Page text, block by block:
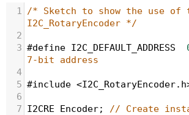
1 /* Sketch to show the use of
I2C_RotaryEncoder */
2
3 #define I2C_DEFAULT_ADDRESS
4
5 #include <I2C_RotaryEncoder. h
6
7 I2CRE Encoder; // Create